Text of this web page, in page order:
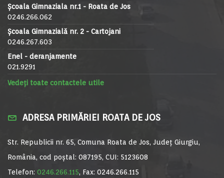
Școala Gimnaziala nr.1 - Roata de Jos
0246.266.062
Școala Gimnazială nr. 2 - Cartojani
0246.267.603
Enel - deranjamente
021.9291
Vedeți toate contactele utile
ADRESA PRIMĂRIEI ROATA DE JOS
Str. Republicii nr. 65, Comuna Roata de Jos, Județ Giurgiu,
România, cod poștal: 087195, CUI: 5123608
Telefon: 0246.266.115, Fax: 0246.266.115